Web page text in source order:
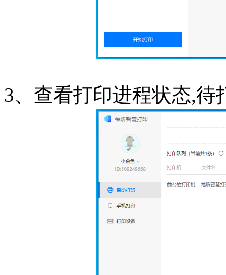
3、查看打印进程状态,待